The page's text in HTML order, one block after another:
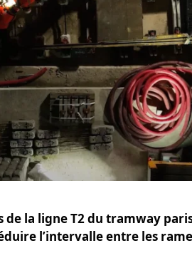
la ligne T2 du tramway
l’intervalle entre les